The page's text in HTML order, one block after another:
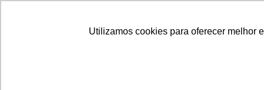
Utilizamos cookies para oferecer melhor